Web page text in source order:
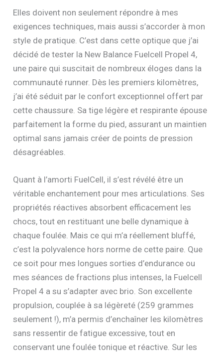
Elles doivent non seulement répondre à mes
exigences techniques, mais aussi s’accorder à mon
style de pratique. C’est dans cette optique que j’ai
décidé de tester la New Balance Fuelcell Propel 4,
une paire qui suscitait de nombreux éloges dans la
communauté runner. Dès les premiers kilomètres,
j’ai été séduit par le confort exceptionnel offert par
cette chaussure. Sa tige légère et respirante épouse
parfaitement la forme du pied, assurant un maintien
optimal sans jamais créer de points de pression
désagréables.
Quant à l’amorti FuelCell, il s’est révélé être un
véritable enchantement pour mes articulations. Ses
propriétés réactives absorbent efficacement les
chocs, tout en restituant une belle dynamique à
chaque foulée. Mais ce qui m’a réellement bluffé,
c’est la polyvalence hors norme de cette paire. Que
ce soit pour mes longues sorties d’endurance ou
mes séances de fractions plus intenses, la Fuelcell
Propel 4 a su s’adapter avec brio. Son excellente
propulsion, couplée à sa légèreté (259 grammes
seulement !), m’a permis d’enchaîner les kilomètres
sans ressentir de fatigue excessive, tout en
conservant une foulée tonique et réactive. Sur les